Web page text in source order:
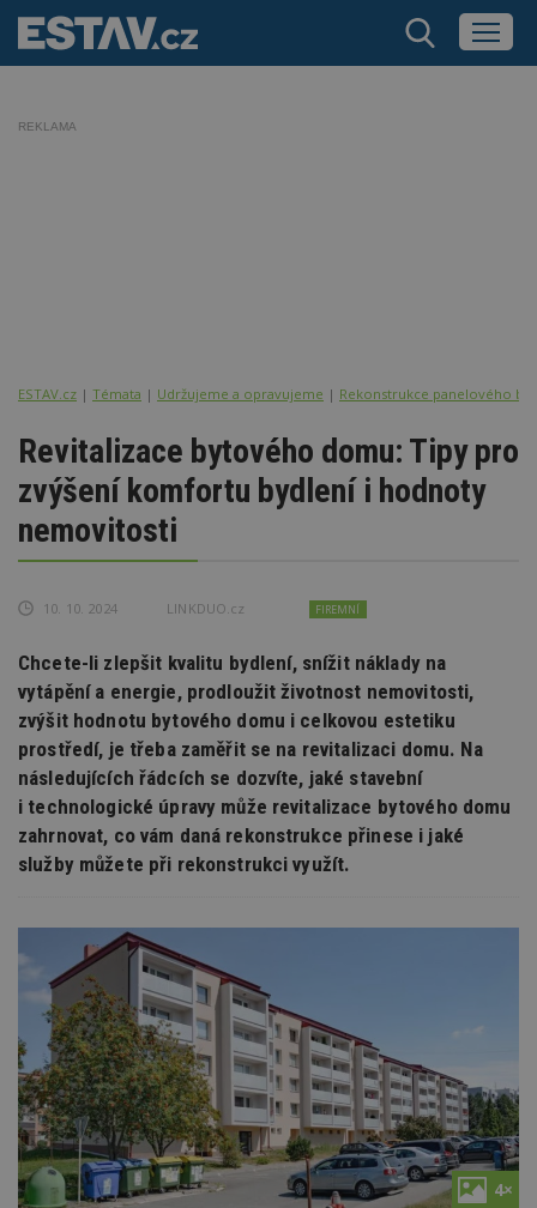
REKLAMA
ESTAV.cz Témata Udržujeme a opravujeme Rekonstrukce panelového
Revitalizace bytového domu: Tipy pro
zvýšení komfortu bydlení i hodnoty
nemovitosti
10. 10. 2024 LINKDUO.cz FIREMNÍ
Chcete-li zlepšit kvalitu bydlení, snížit náklady na
vytápění a energie, prodloužit životnost nemovitosti,
zvýšit hodnotu bytového domu i celkovou estetiku
prostředí, je třeba zaměřit se na revitalizaci domu. Na
následujících řádcích se dozvíte, jaké stavební
i technologické úpravy může revitalizace bytového domu
zahrnovat, co vám daná rekonstrukce přinese i jaké
služby můžete při rekonstrukci využít.
4×